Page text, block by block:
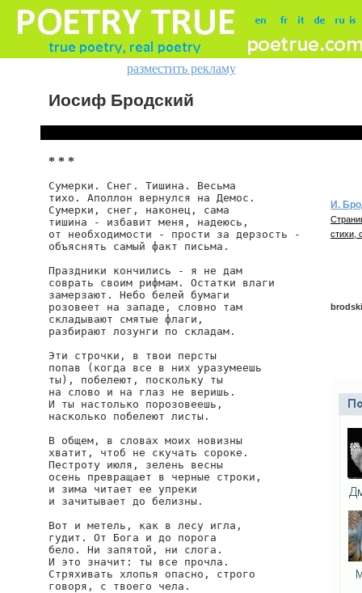
разместить рекламу
Иосиф Бродский
* * *
Сумерки. Снег. Тишина. Весьма
тихо. Аполлон вернулся на Демос.
Сумерки, снег, наконец, сама
тишина - избавит меня, надеюсь,
от необходимости - прости за дерзость -
объяснять самый факт письма.
Праздники кончились - я не дам
соврать своим рифмам. Остатки влаги
замерзают. Небо белей бумаги
розовеет на западе, словно там
складывают смятые флаги,
разбирают лозунги по складам.
Эти строчки, в твои персты
попав (когда все в них уразумеешь
ты), побелеют, поскольку ты
на слово и на глаз не веришь.
И ты настолько порозовеешь,
насколько побелеют листы.
В общем, в словах моих новизны
хватит, чтоб не скучать сороке.
Пестроту июля, зелень весны
осень превращает в черные строки,
и зима читает ее упреки
и зачитывает до белизны.
Вот и метель, как в лесу игла,
гудит. От Бога и до порога
бело. Ни запятой, ни слога.
И это значит: ты все прочла.
Стряхивать хлопья опасно, строго
говоря, с твоего чела.
И.
стихи,